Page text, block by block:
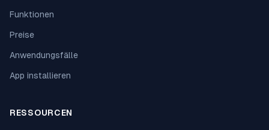
Funktionen
Preise
Anwendungsfälle
App installieren
RESSOURCEN